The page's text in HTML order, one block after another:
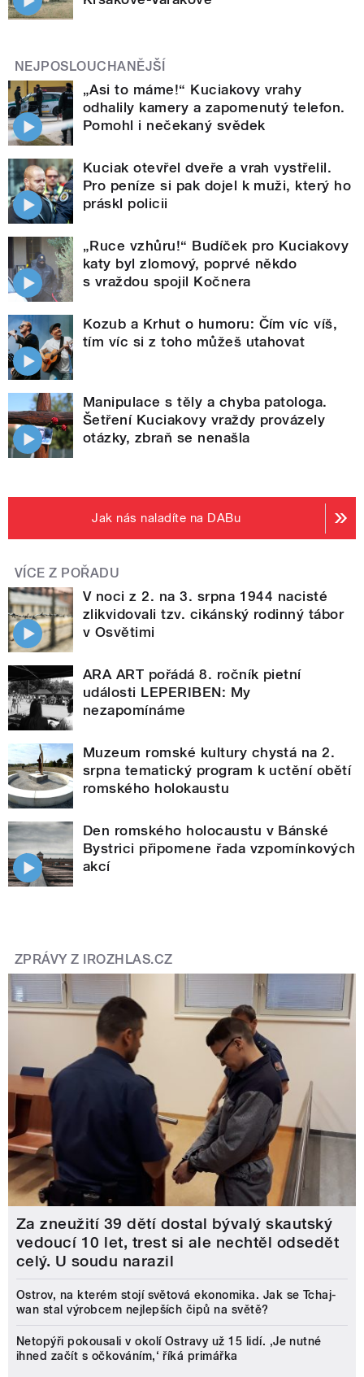
NEJPOSLOUCHANĚJŠÍ
„Asi to máme!“ Kuciakovy vrahy
odhalily kamery a zapomenutý telefon.
Pomohl i nečekaný svědek
Kuciak otevřel dveře a vrah vystřelil.
Pro peníze si pak dojel k muži, který ho
práskl policii
„Ruce vzhůru!“ Budíček pro Kuciakovy
katy byl zlomový, poprvé někdo
s vraždou spojil Kočnera
Kozub a Krhut o humoru: Čím víc víš,
tím víc si z toho můžeš utahovat
Manipulace s těly a chyba patologa.
Šetření Kuciakovy vraždy provázely
otázky, zbraň se nenašla
Jak nás naladíte na DABu
VÍCE Z POŘADU
V noci z 2. na 3. srpna 1944 nacisté
zlikvidovali tzv. cikánský rodinný tábor
v Osvětimi
ARA ART pořádá 8. ročník pietní
události LEPERIBEN: My
nezapomínáme
Muzeum romské kultury chystá na 2.
srpna tematický program k uctění obětí
romského holokaustu
Den romského holocaustu v Bánské
Bystrici připomene řada vzpomínkových
akcí
ZPRÁVY Z IROZHLAS.CZ
Za zneužití 39 dětí dostal bývalý skautský
vedoucí 10 let, trest si ale nechtěl odsedět
celý. U soudu narazil
Ostrov, na kterém stojí světová ekonomika. Jak se Tchaj-
wan stal výrobcem nejlepších čipů na světě?
Netopýři pokousali v okolí Ostravy už 15 lidí. ‚Je nutné
ihned začít s očkováním,‘ říká primářka